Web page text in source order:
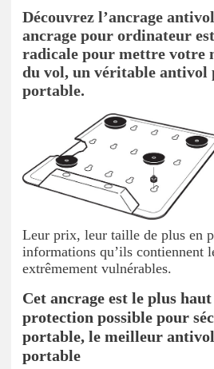
Découvrez l’ancrage
ancrage pour ordinateur
radicale pour mettre votre
du vol, un véritable antivol
portable.
Leur prix, leur taille de plus en
informations qu’ils contiennent
extrêmement vulnérables.
Cet ancrage est le plus
protection possible pour
portable, le meilleur
portable